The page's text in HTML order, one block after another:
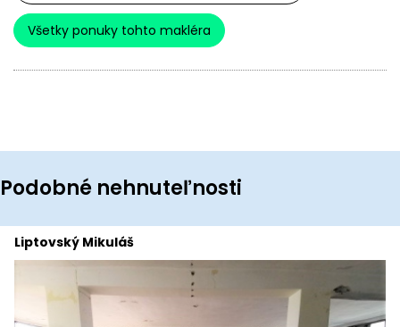
Všetky ponuky tohto makléra
Podobné nehnuteľnosti
Liptovský Mikuláš